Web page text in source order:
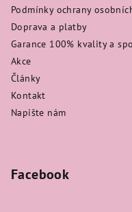
Podmínky ochrany
Doprava a platby
Garance 100% kvality a
Akce
Články
Kontakt
Napište nám
Facebook